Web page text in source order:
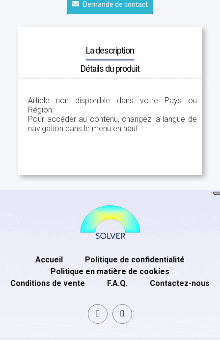
Demande de contact
La description
Détails du produit
Article non disponible dans votre Pays ou
Région.
Pour accéder au contenu, changez la langue de
navigation dans le menu en haut.
Accueil
Politique de confidentialité
Politique en matière de cookies
Conditions de vente
F.A.Q. Contactez-nous